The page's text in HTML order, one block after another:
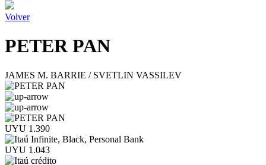
Volver
PETER PAN
JAMES M. BARRIE / SVETLIN VASSILEV
UYU 1.390
UYU 1.043